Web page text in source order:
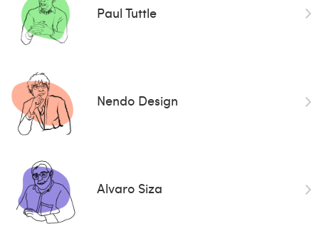
Paul Tuttle
Nendo Design
Alvaro Siza